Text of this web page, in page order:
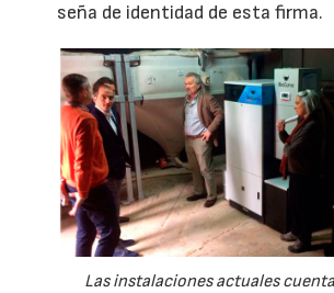
seña de identidad de esta firma.
Las instalaciones actuales